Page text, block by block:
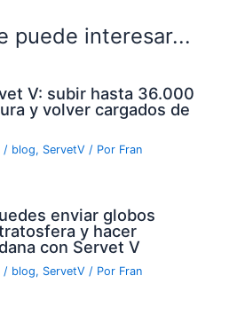
puede interesar...
V: subir hasta 36.000
y volver cargados de
/ blog, ServetV / Por Fran
enviar globos
y hacer
con Servet V
/ blog, ServetV / Por Fran